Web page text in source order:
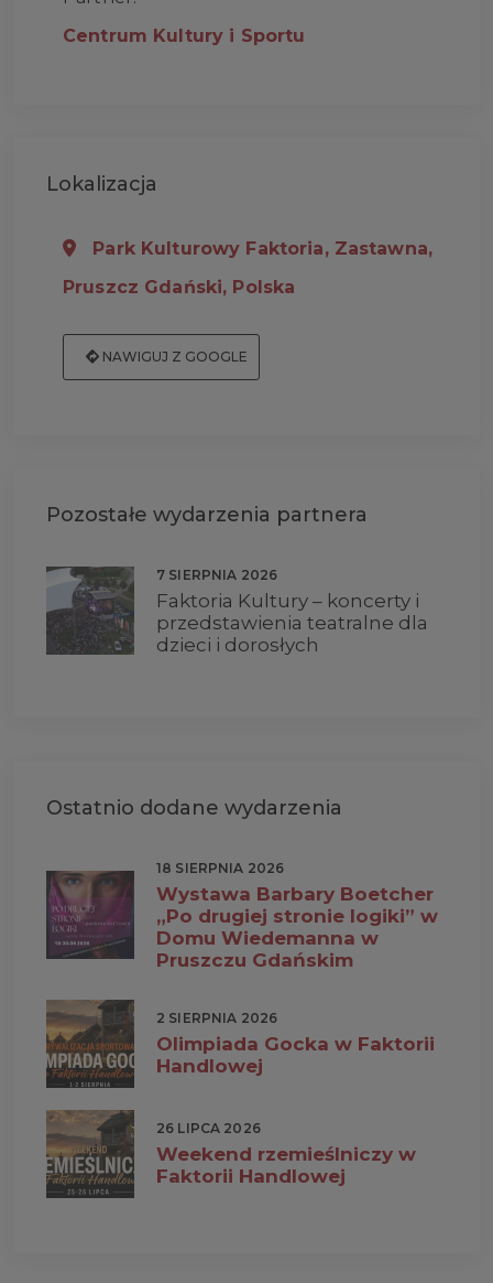
Centrum Kultury i Sportu
Lokalizacja
Park Kulturowy Faktoria, Zastawna,
Pruszcz Gdański, Polska
NAWIGUJ Z GOOGLE
Pozostałe wydarzenia partnera
7 SIERPNIA 2026
Faktoria Kultury – koncerty i
przedstawienia teatralne dla
dzieci i dorosłych
Ostatnio dodane wydarzenia
18 SIERPNIA 2026
Wystawa Barbary Boetcher
„Po drugiej stronie logiki” w
Domu Wiedemanna w
Pruszczu Gdańskim
2 SIERPNIA 2026
Olimpiada Gocka w Faktorii
Handlowej
26 LIPCA 2026
Weekend rzemieślniczy w
Faktorii Handlowej